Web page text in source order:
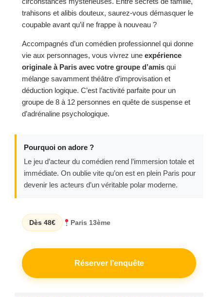
trahisons et alibis douteux, saurez-vous démasquer le
coupable avant qu’il ne frappe à nouveau ?
Accompagnés d’un comédien professionnel qui donne
vie aux personnages, vous vivrez une expérience
originale à Paris avec votre groupe d’amis qui
mélange savamment théâtre d’improvisation et
déduction logique. C’est l’activité parfaite pour un
groupe de 8 à 12 personnes en quête de suspense et
d’adrénaline psychologique.
Pourquoi on adore ?
Le jeu d’acteur du comédien rend l’immersion totale et
immédiate. On oublie vite qu’on est en plein Paris pour
devenir les acteurs d’un véritable polar moderne.
Dès 48€ Paris 13ème
Réserver l’enquête